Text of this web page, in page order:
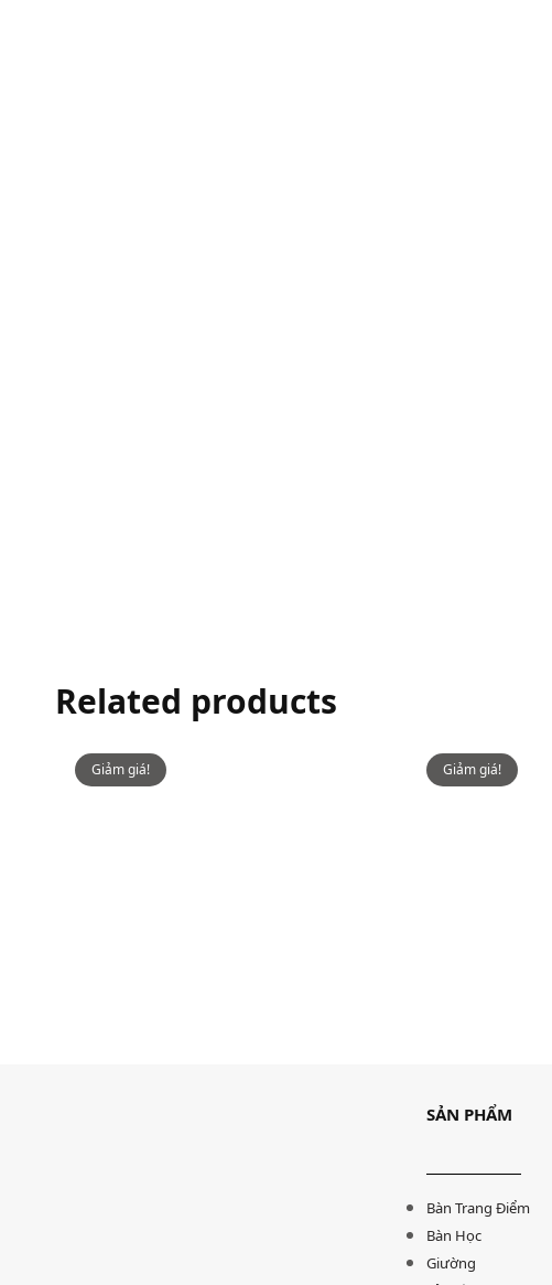
Related products
Giảm giá! Giảm giá!
6,735,680₫ 5,725,000
SẢN PHẨM
Bàn Trang Điểm
Bàn Học
Giường